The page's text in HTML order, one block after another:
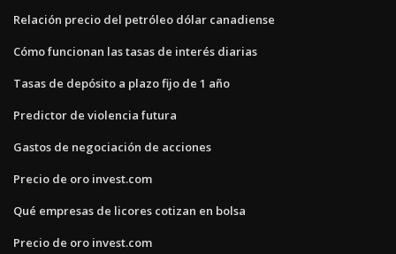
Relación precio del petróleo dólar canadiense
Cómo funcionan las tasas de interés diarias
Tasas de depósito a plazo fijo de 1 año
Predictor de violencia futura
Gastos de negociación de acciones
Precio de oro invest.com
Qué empresas de licores cotizan en bolsa
Precio de oro invest.com